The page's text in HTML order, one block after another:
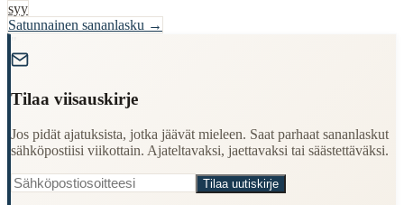
syy
Satunnainen sananlasku →
Tilaa viisauskirje
Jos pidät ajatuksista, jotka jäävät mieleen. Saat parhaat sananlaskut
sähköpostiisi viikottain. Ajateltavaksi, jaettavaksi tai säästettäväksi.
Tilaa uutiskirje